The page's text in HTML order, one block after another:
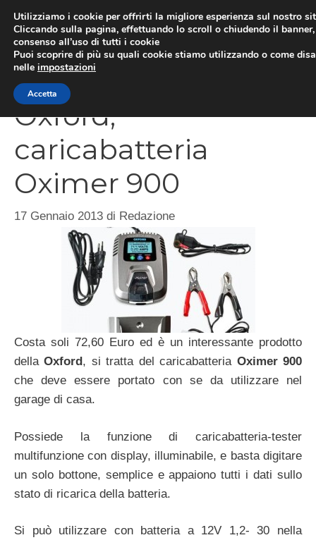
contenuto
Oxford,
caricabatteria
Oximer 900
17 Gennaio 2013 di Redazione
Costa soli 72,60 Euro ed è un interessante prodotto
dellaOxford, si tratta del caricabatteria Oximer 900
che deve essere portato con se da utilizzare nel
garage di casa.
Possiede la funzione di caricabatteria-tester
multifunzione con display, illuminabile, e basta digitare
un solo bottone, semplice e appaiono tutti i dati sullo
stato di ricarica della batteria.
Si può utilizzare con batteria a 12V 1,2- 30 nella
Utilizziamo i cookie per offrirti la migliore esperienza sul nostro
Cliccando sulla pagina, effettuando lo scroll o chiudendo il
consenso all’uso di tutti i cookie
Puoi scoprire di più su quali cookie stiamo utilizzando o come
nelle impostazioni
Accetta